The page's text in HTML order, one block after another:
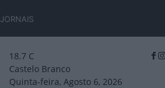
JORNAIS
18.7 C
Castelo Branco
Quinta-feira, Agosto 6, 2026